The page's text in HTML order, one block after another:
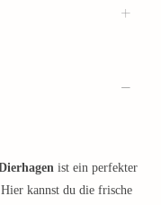
ist ein perfekter
kannst du die frische